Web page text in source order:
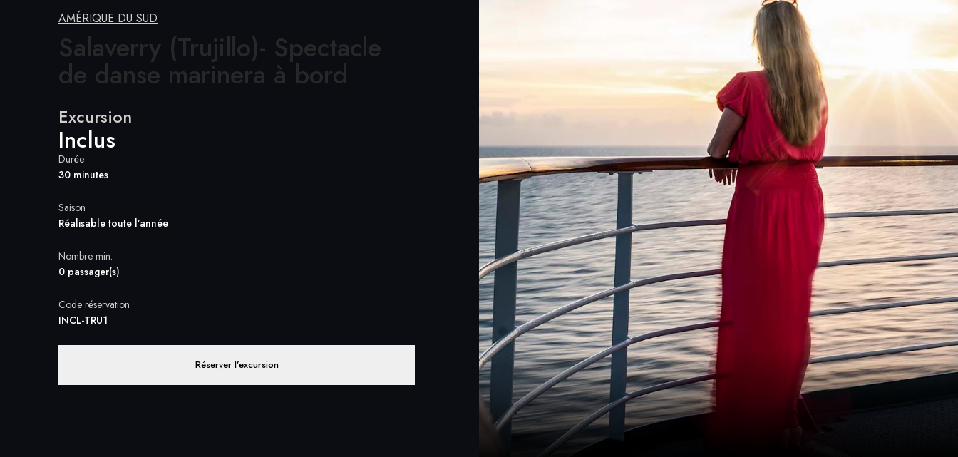
États-Unis
Allemagne
Suisse
France
Suède
Danemark
Norvège
AMÉRIQUE DU SUD
Salaverry (Trujillo)- Spectacle
de danse marinera à bord
Excursion
Inclus
Durée
30 minutes
Saison
Réalisable toute l’année
Nombre min.
0 passager(s)
Code réservation
INCL-TRU1
Réserver l’excursion